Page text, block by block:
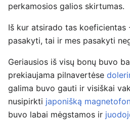
perkamosios galios skirtumas.
Iš kur atsirado tas koeficientas
pasakyti, tai ir mes pasakyti
Geriausios iš visų bonų buvo
prekiaujama pilnavertėse
galima buvo gauti ir visiškai
nusipirkti japonišką
buvo labai mėgstamos ir